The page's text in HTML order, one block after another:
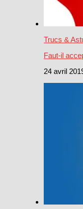
Trucs &
Faut-il
24 avril